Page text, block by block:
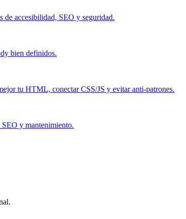
de accesibilidad, SEO y seguridad.
bien definidos.
tu HTML, conectar CSS/JS y evitar anti-patrones.
SEO y mantenimiento.